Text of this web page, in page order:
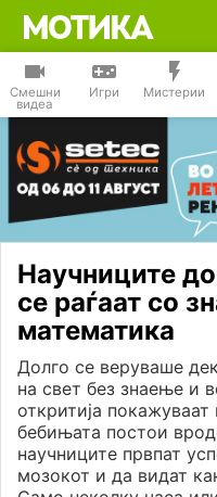
Смешни
видеа
Игри Мистерии
Научниците
се раѓаат со
математика
Долго се веруваше
на свет без знаење и
откритија покажуваат
бебињата постои
научниците првпат
мозокот и да видат